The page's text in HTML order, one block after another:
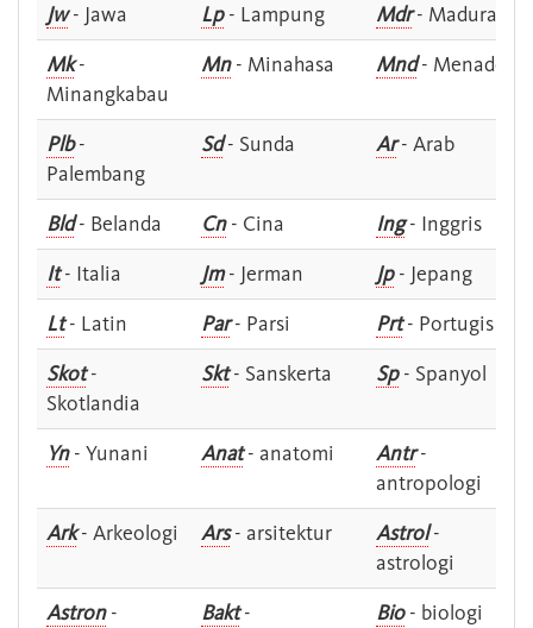
Jw- Jawa Lp- Lampung Mdr- Madura
Mk-
Minangkabau
Mn- Minahasa Mnd- Menado
Plb-
Palembang
Sd- Sunda Ar- Arab
Bld- Belanda Cn- Cina Ing- Inggris
It- Italia Jm- Jerman Jp- Jepang
Lt- Latin Par- Parsi Prt- Portugis
Skot-
Skotlandia
Skt- Sanskerta Sp- Spanyol
Yn- Yunani Anat- anatomi Antr-
antropologi
Ark- Arkeologi Ars- arsitektur Astrol-
astrologi
Astron-
Bakt-
Bio- biologi